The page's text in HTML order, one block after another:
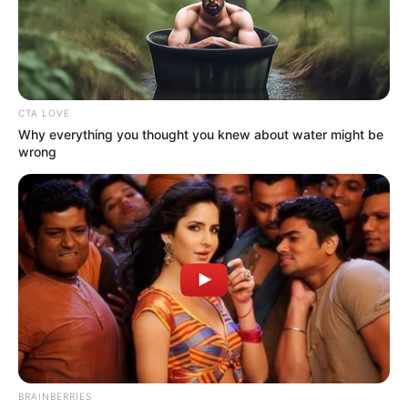
Juegos,
a los pies de la Torre Eiffel.
CTA LOVE
Why everything you thought you knew about water might be
wrong
BRAINBERRIES